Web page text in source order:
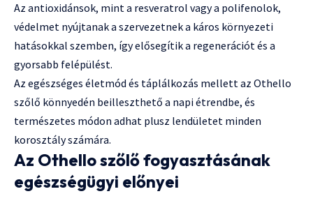
Az antioxidánsok, mint a resveratrol vagy a polifenolok,
védelmet nyújtanak a szervezetnek a káros környezeti
hatásokkal szemben, így elősegítik a regenerációt és a
gyorsabb felépülést.
Az egészséges életmód és táplálkozás mellett az Othello
szőlő könnyedén beilleszthető a napi étrendbe, és
természetes módon adhat plusz lendületet minden
korosztály számára.
Az Othello szőlő fogyasztásának
egészségügyi előnyei